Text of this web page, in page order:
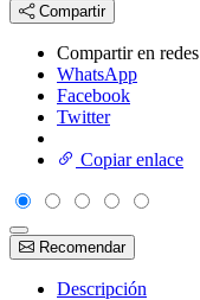
Compartir
Compartir en redes
WhatsApp
Facebook
Twitter
Copiar enlace
Recomendar
Descripción